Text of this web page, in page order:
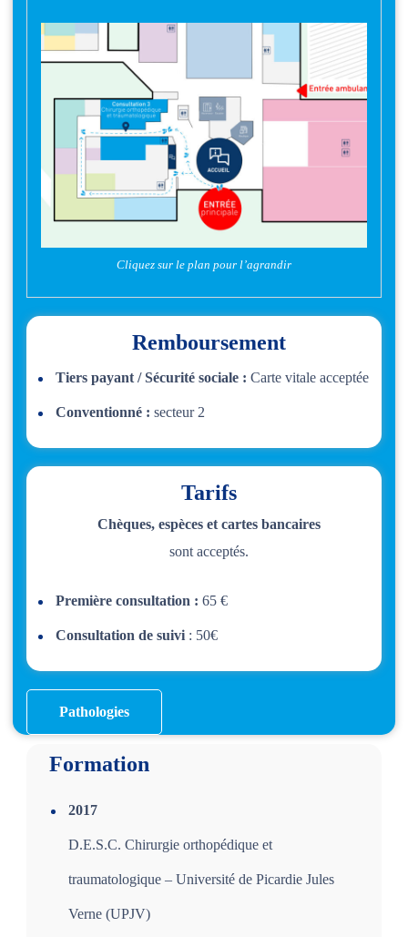
Cliquez sur le plan pour l’agrandir
Remboursement
Tiers payant / Sécurité sociale : Carte vitale acceptée
Conventionné : secteur 2
Tarifs
Chèques, espèces et cartes bancaires
sont acceptés.
Première consultation : 65 €
Consultation de suivi : 50€
Pathologies
Formation
2017
D.E.S.C. Chirurgie orthopédique et
traumatologique – Université de Picardie Jules
Verne (UPJV)